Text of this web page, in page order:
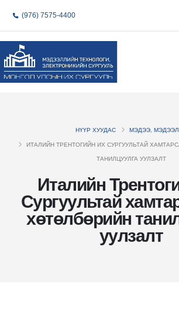
(976) 7575-4400
Италийн
Сургуультай
хөтөлбөрийн
уулзалт
НҮҮР ХУУДАС МЭДЭЭ,
ИТАЛИЙН ТРЕНТОГИЙН ИХ СУРГУУЛЬТАЙ
ТАНИЛЦУУЛГА УУЛЗАЛТ